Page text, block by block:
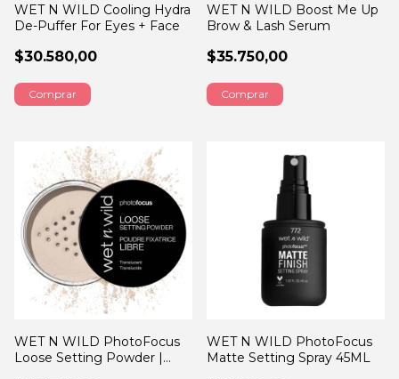
WET N WILD Cooling Hydra
De-Puffer For Eyes + Face
$30.580,00
WET N WILD Boost Me Up
Brow & Lash Serum
$35.750,00
WET N WILD PhotoFocus
Loose Setting Powder |
WET N WILD PhotoFocus
Matte Setting Spray 45ML